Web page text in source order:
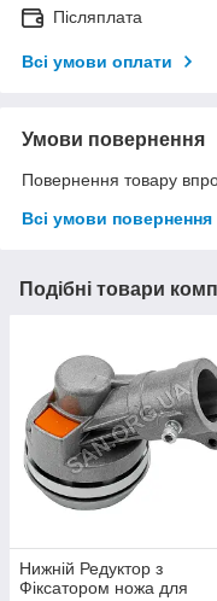
Післяплата
Всі умови оплати
Умови повернення
Повернення товару
Всі умови повернення
Подібні товари
Нижній Редуктор з
Фіксатором ножа для